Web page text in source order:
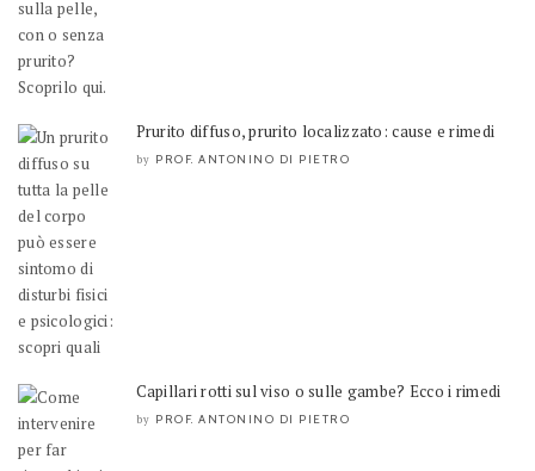
Prurito diffuso, prurito localizzato: cause e rimedi
by PROF. ANTONINO DI PIETRO
Capillari rotti sul viso o sulle gambe? Ecco i rimedi
by PROF. ANTONINO DI PIETRO